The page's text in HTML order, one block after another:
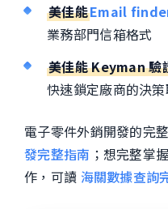
美佳能Email
業務部門信箱格式
美佳能 Keyman 驗
快速鎖定廠商的決策
電子零件外銷開發的完
發完整指南 ；想完整掌
作，可讀 海關數據查詢